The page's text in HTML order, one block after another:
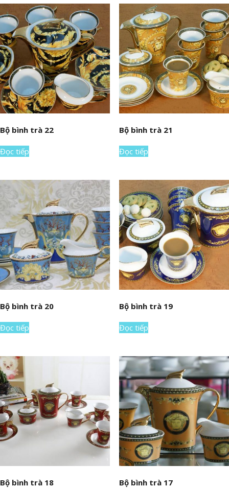
Bộ bình trà 22
Đọc tiếp
Bộ bình trà 21
Đọc tiếp
Bộ bình trà 20
Đọc tiếp
Bộ bình trà 19
Đọc tiếp
Bộ bình trà 18 Bộ bình trà 17